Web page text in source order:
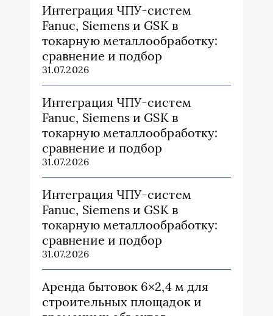
Интеграция ЧПУ-систем
Fanuc, Siemens и GSK в
токарную металлообработку:
сравнение и подбор
31.07.2026
Интеграция ЧПУ-систем
Fanuc, Siemens и GSK в
токарную металлообработку:
сравнение и подбор
31.07.2026
Интеграция ЧПУ-систем
Fanuc, Siemens и GSK в
токарную металлообработку:
сравнение и подбор
31.07.2026
Аренда бытовок 6×2,4 м для
строительных площадок и